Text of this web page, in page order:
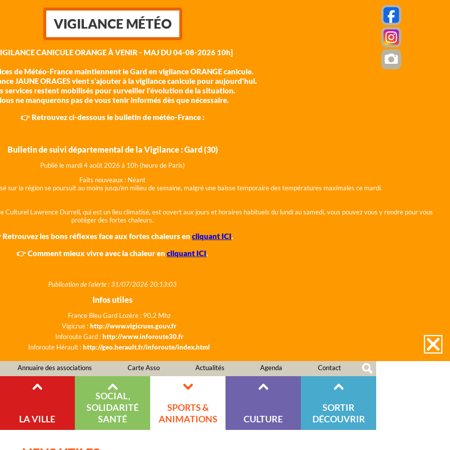
VIGILANCE MÉTÉO
CANICULE ORANGE À VENIR - MAJ DU 04-08-2026 10h]
de Météo-France maintiennent le Gard en vigilance ORANGE canicule.
JAUNE ORAGES vient s'ajouter à la vigilance canicule pour aujourd'hui.
services restent mobilisés pour surveiller l'évolution de la situation.
ne manquerons pas de vous tenir informés dès que nécessaire.
👉 Retrouvez ci-dessous le bulletin de météo-France :
Bulletin de suivi départemental de la Vigilance : Gard (30)
Publié le mardi 4 août 2026 à 10h (heure de Paris)
Faits nouveaux : Néant
sur la région se poursuit au moins jusqu'en milieu de semaine, malgré une baisse temporaire des températures maximales ce mardi.
Lawrence Durrell, qui est un lieu climatisé, est ouvert aux jours et horaires habituels du lundi au samedi, vous pouvez vous y rendre pour vous
protéger des fortes chaleurs.
les bons réflexes face aux fortes chaleurs en cliquant ICI.
👉 Comment mieux vivre avec la chaleur en cliquant ICI.
Publication de l'alerte : 31/07/2026 20:13:03
Infos utiles
France Bleu Gard Lozère : 90.2 Mhz
Vigicrue :http://www.vigicrues.gouv.fr
Inforoute Gard :http://www.inforoute30.fr
Inforoute Hérault :http://geo.herault.fr/inforoute/index.html
Annuaire des associations Carte Asso Actualités Agenda Contact
LA VILLE
SOCIAL,
SOLIDARITÉ
SANTÉ
SPORTS &
ANIMATIONS
CULTURE
SORTIR
DÉCOUVRIR